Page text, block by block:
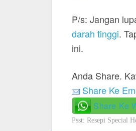
P/s: Jangan
darah tinggi.
ini.
Anda Share.
Share Ke
Share Ke
Psst: Resepi Special